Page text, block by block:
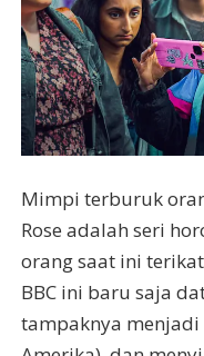
Mimpi terburuk
Rose adalah seri
orang saat ini
BBC ini baru saja
tampaknya